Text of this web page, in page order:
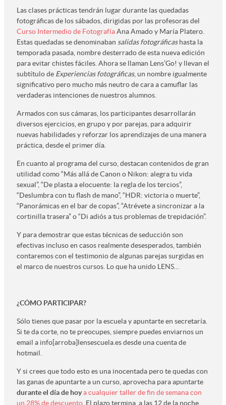
Las clases prácticas tendrán lugar durante las quedadas
fotográficas de los sábados, dirigidas por las profesoras del
Curso Intermedio de FotografíaAna Amado y María Platero.
Estas quedadas se denominaban salidas fotográficashasta la
temporada pasada, nombre desterrado de esta nueva edición
para evitar chistes fáciles. Ahora se llaman Lens’Go! y llevan el
subtítulo de Experiencias fotográficas, un nombre igualmente
significativo pero mucho más neutro de cara a camuflar las
verdaderas intenciones de nuestros alumnos.
Armados con sus cámaras, los participantes desarrollarán
diversos ejercicios, en grupo y por parejas, para adquirir
nuevas habilidades y reforzar los aprendizajes de una manera
práctica, desde el primer día.
En cuanto al programa del curso, destacan contenidos de gran
utilidad como “Más allá de Canon o Nikon: alegra tu vida
sexual”, “De plasta a elocuente: la regla de los tercios”,
“Deslumbra con tu flash de mano”, “HDR: victoria o muerte”,
“Panorámicas en el bar de copas”, “Atrévete a sincronizar a la
cortinilla trasera” o “Di adiós a tus problemas de trepidación”.
Y para demostrar que estas técnicas de seducción son
efectivas incluso en casos realmente desesperados, también
contaremos con el testimonio de algunas parejas surgidas en
el marco de nuestros cursos. Lo que ha unido LENS…
¿CÓMO PARTICIPAR?
Sólo tienes que pasar por la escuela y apuntarte en secretaría.
Si te da corte, no te preocupes, siempre puedes enviarnos un
email a info[arroba]lensescuela.es desde una cuenta de
hotmail.
Y si crees que todo esto es una inocentada pero te quedas con
las ganas de apuntarte a un curso, aprovecha para apuntarte
durante el día de hoy a cualquier taller de fin de semana con
un 28% de descuento. El plazo termina a las 12 de la noche.